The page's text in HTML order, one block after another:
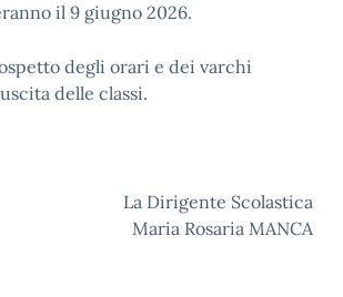
il 9 giugno 2026.
degli orari e dei varchi
delle classi.
La Dirigente Scolastica
Maria Rosaria MANCA